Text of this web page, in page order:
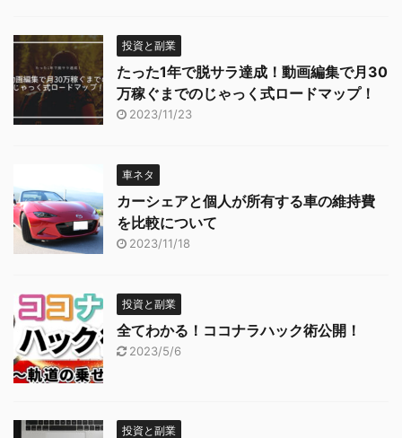
投資と副業
たった1年で脱サラ達成！動画編集で月30
万稼ぐまでのじゃっく式ロードマップ！
2023/11/23
車ネタ
カーシェアと個人が所有する車の維持費
を比較について
2023/11/18
投資と副業
全てわかる！ココナラハック術公開！
2023/5/6
投資と副業